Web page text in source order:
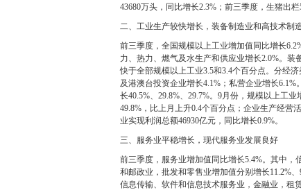
43680万头，同比增长2.3%；前三季度，生猪出栏
二、工业生产较快增长，装备制造业和高技术制
前三季度，全国规模以上工业增加值同比增长
力、热力、燃气及水生产和供应业增长2.0%。装
快于全部规模以上工业3.5和3.4个百分点。分经
及港澳台投资企业增长4.1%；私营企业增长
长40.5%、29.8%、29.7%。9月份，规模以上工
49.8%，比上月上升0.4个百分点；企业生产经营
业实现利润总额46930亿元，同比增长0.9%。
三、服务业平稳增长，现代服务业发展良好
前三季度，服务业增加值同比增长5.4%。其中
和邮政业，批发和零售业增加值分别增长11.2%
信息传输、软件和信息技术服务业，金融业，租